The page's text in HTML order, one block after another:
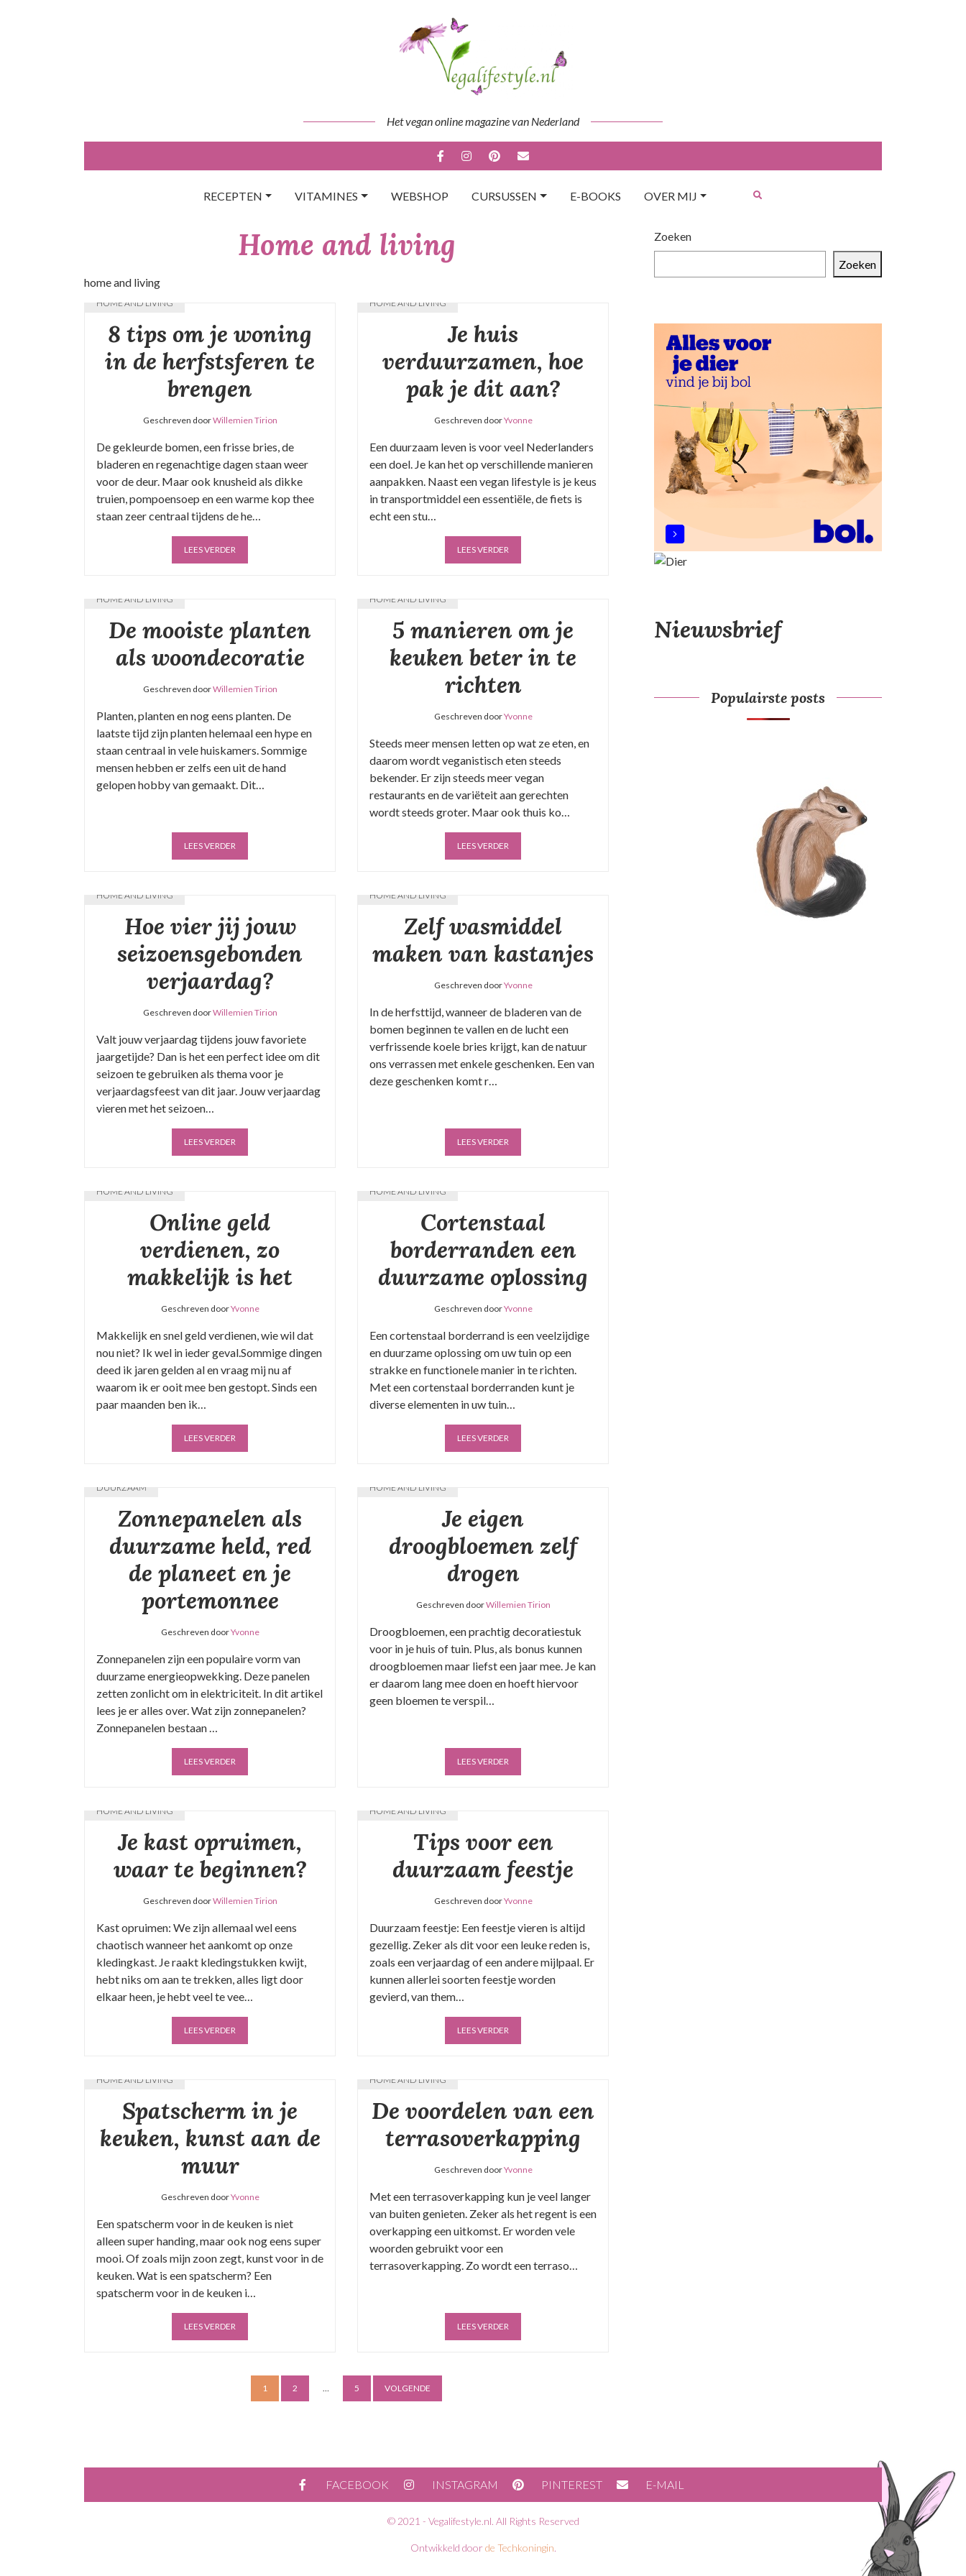
Het vegan online magazine van Nederland
RECEPTEN VITAMINES WEBSHOP CURSUSSEN E-BOOKS OVER MIJ
Home and living
home and living
HOME AND LIVING
8 tips om je woning
in de herfstsferen te
brengen
Geschreven doorWillemien Tirion
De gekleurde bomen, een frisse bries, de
bladeren en regenachtige dagen staan weer
voor de deur. Maar ook knusheid als dikke
truien, pompoensoep en een warme kop thee
staan zeer centraal tijdens de he…
LEES VERDER
HOME AND LIVING
Je huis
verduurzamen, hoe
pak je dit aan?
Geschreven doorYvonne
Een duurzaam leven is voor veel Nederlanders
een doel. Je kan het op verschillende manieren
aanpakken. Naast een vegan lifestyle is je keus
in transportmiddel een essentiële, de fiets is
echt een stu…
LEES VERDER
HOME AND LIVING
De mooiste planten
als woondecoratie
Geschreven doorWillemien Tirion
Planten, planten en nog eens planten. De
laatste tijd zijn planten helemaal een hype en
staan centraal in vele huiskamers. Sommige
mensen hebben er zelfs een uit de hand
gelopen hobby van gemaakt. Dit…
LEES VERDER
HOME AND LIVING
5 manieren om je
keuken beter in te
richten
Geschreven doorYvonne
Steeds meer mensen letten op wat ze eten, en
daarom wordt veganistisch eten steeds
bekender. Er zijn steeds meer vegan
restaurants en de variëteit aan gerechten
wordt steeds groter. Maar ook thuis ko…
LEES VERDER
HOME AND LIVING
Hoe vier jij jouw
seizoensgebonden
verjaardag?
Geschreven doorWillemien Tirion
Valt jouw verjaardag tijdens jouw favoriete
jaargetijde? Dan is het een perfect idee om dit
seizoen te gebruiken als thema voor je
verjaardagsfeest van dit jaar. Jouw verjaardag
vieren met het seizoen…
LEES VERDER
HOME AND LIVING
Zelf wasmiddel
maken van kastanjes
Geschreven doorYvonne
In de herfsttijd, wanneer de bladeren van de
bomen beginnen te vallen en de lucht een
verfrissende koele bries krijgt, kan de natuur
ons verrassen met enkele geschenken. Een van
deze geschenken komt r…
LEES VERDER
HOME AND LIVING
Online geld
verdienen, zo
makkelijk is het
Geschreven doorYvonne
Makkelijk en snel geld verdienen, wie wil dat
nou niet? Ik wel in ieder geval.Sommige dingen
deed ik jaren gelden al en vraag mij nu af
waarom ik er ooit mee ben gestopt. Sinds een
paar maanden ben ik…
LEES VERDER
HOME AND LIVING
Cortenstaal
borderranden een
duurzame oplossing
Geschreven doorYvonne
Een cortenstaal borderrand is een veelzijdige
en duurzame oplossing om uw tuin op een
strakke en functionele manier in te richten.
Met een cortenstaal borderranden kunt je
diverse elementen in uw tuin…
LEES VERDER
DUURZAAM
Zonnepanelen als
duurzame held, red
de planeet en je
portemonnee
Geschreven doorYvonne
Zonnepanelen zijn een populaire vorm van
duurzame energieopwekking. Deze panelen
zetten zonlicht om in elektriciteit. In dit artikel
lees je er alles over. Wat zijn zonnepanelen?
Zonnepanelen bestaan …
LEES VERDER
HOME AND LIVING
Je eigen
droogbloemen zelf
drogen
Geschreven doorWillemien Tirion
Droogbloemen, een prachtig decoratiestuk
voor in je huis of tuin. Plus, als bonus kunnen
droogbloemen maar liefst een jaar mee. Je kan
er daarom lang mee doen en hoeft hiervoor
geen bloemen te verspil…
LEES VERDER
HOME AND LIVING
Je kast opruimen,
waar te beginnen?
Geschreven doorWillemien Tirion
Kast opruimen: We zijn allemaal wel eens
chaotisch wanneer het aankomt op onze
kledingkast. Je raakt kledingstukken kwijt,
hebt niks om aan te trekken, alles ligt door
elkaar heen, je hebt veel te vee…
LEES VERDER
HOME AND LIVING
Tips voor een
duurzaam feestje
Geschreven doorYvonne
Duurzaam feestje: Een feestje vieren is altijd
gezellig. Zeker als dit voor een leuke reden is,
zoals een verjaardag of een andere mijlpaal. Er
kunnen allerlei soorten feestje worden
gevierd, van them…
LEES VERDER
HOME AND LIVING
Spatscherm in je
keuken, kunst aan de
muur
Geschreven doorYvonne
Een spatscherm voor in de keuken is niet
alleen super handing, maar ook nog eens super
mooi. Of zoals mijn zoon zegt, kunst voor in de
keuken. Wat is een spatscherm? Een
spatscherm voor in de keuken i…
LEES VERDER
HOME AND LIVING
De voordelen van een
terrasoverkapping
Geschreven doorYvonne
Met een terrasoverkapping kun je veel langer
van buiten genieten. Zeker als het regent is een
overkapping een uitkomst. Er worden vele
woorden gebruikt voor een
terrasoverkapping. Zo wordt een terraso…
LEES VERDER
B
i
c
1 2 … 5 VOLGENDE
Zoeken
Zoeken
Nieuwsbrief
Populairste posts
FACEBOOK INSTAGRAM PINTEREST E-MAIL
© 2021 - Vegalifestyle.nl. All Rights Reserved
Ontwikkeld door de Techkoningin.